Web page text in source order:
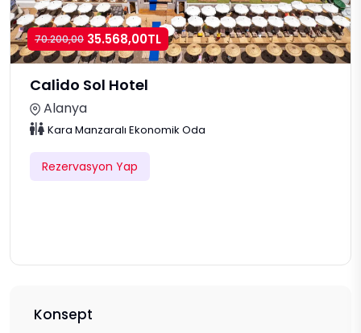
Konsept
70.200,00 35.568,00TL
Calido Sol Hotel
Alanya
Kara Manzaralı Ekonomik Oda
Rezervasyon Yap